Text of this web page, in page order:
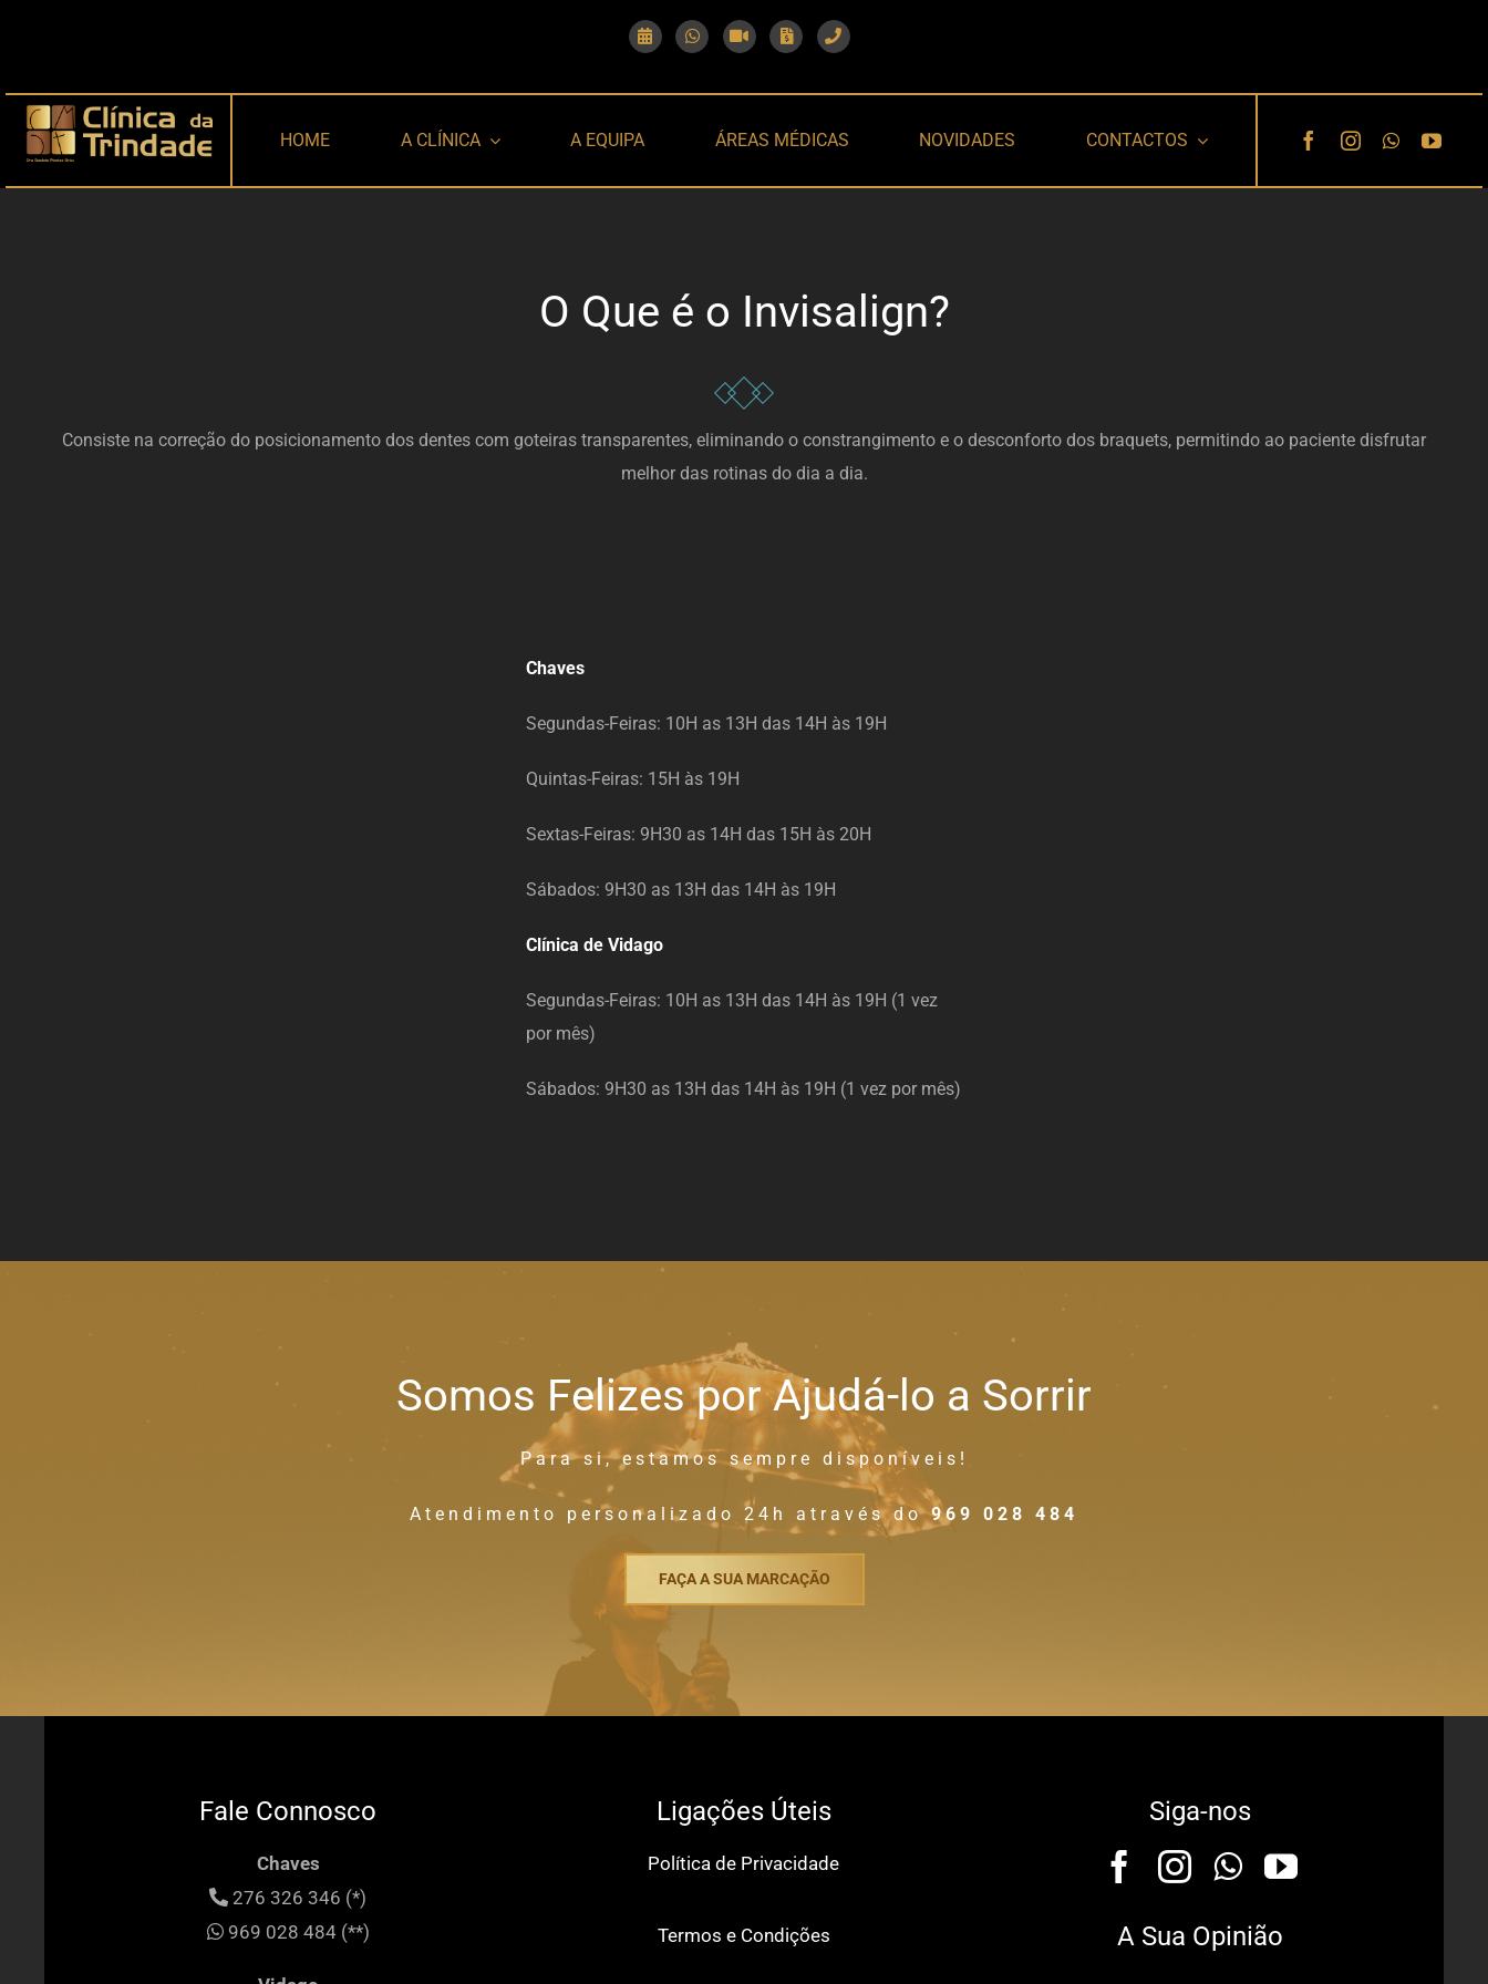
HOME A CLÍNICA A EQUIPA ÁREAS MÉDICAS NOVIDADES CONTACTOS
O Que é o Invisalign?
Consiste na correção do posicionamento dos dentes com goteiras transparentes, eliminando o constrangimento e o desconforto dos braquets, permitindo ao paciente disfrutar
melhor das rotinas do dia a dia.
Chaves
Segundas-Feiras: 10H as 13H das 14H às 19H
Quintas-Feiras: 15H às 19H
Sextas-Feiras: 9H30 as 14H das 15H às 20H
Sábados: 9H30 as 13H das 14H às 19H
Clínica de Vidago
Segundas-Feiras: 10H as 13H das 14H às 19H (1 vez
por mês)
Sábados: 9H30 as 13H das 14H às 19H (1 vez por mês)
Somos Felizes por Ajudá-lo a Sorrir
Para si, estamos sempre disponíveis!
Atendimento personalizado 24h através do969 028 484
FAÇA A SUA MARCAÇÃO
Fale Connosco
Chaves
276 326 346 (*)
969 028 484 (**)
Ligações Úteis
Política de Privacidade
Termos e Condições
Siga-nos
A Sua Opinião